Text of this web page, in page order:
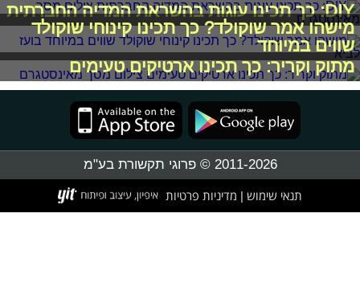
DIY: כך תכינו עוגות בהשראת המדיה החברתית
מישהו אמר שוקולד? כך תכינו קינוחי שוקולד
שווים במיוחד
מתוק וקריר: כך תכינו ארטיקים טעימים
2011-2026 © פרוגי תקשורת בע"מ
תנאי שימוש מדיניות פרטיות